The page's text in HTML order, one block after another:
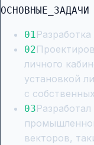
ОСНОВНЫЕ_ЗАДАЧИ
01
02
личного
установкой
с
03
векторов,